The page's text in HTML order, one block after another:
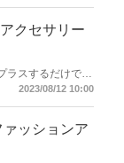
クセサリー
ラスするだけで雰
イブランドから、
2023/08/12 10:00
ッションア